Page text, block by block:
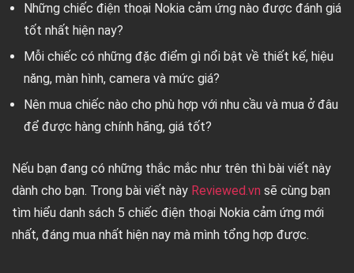
Những chiếc điện thoại Nokia cảm ứng nào được đánh giá
tốt nhất hiện nay?
Mỗi chiếc có những đặc điểm gì nổi bật về thiết kế, hiệu
năng, màn hình, camera và mức giá?
Nên mua chiếc nào cho phù hợp với nhu cầu và mua ở đâu
để được hàng chính hãng, giá tốt?
Nếu bạn đang có những thắc mắc như trên thì bài viết này
dành cho bạn. Trong bài viết này Reviewed.vn sẽ cùng bạn
tìm hiểu danh sách 5 chiếc điện thoại Nokia cảm ứng mới
nhất, đáng mua nhất hiện nay mà mình tổng hợp được.